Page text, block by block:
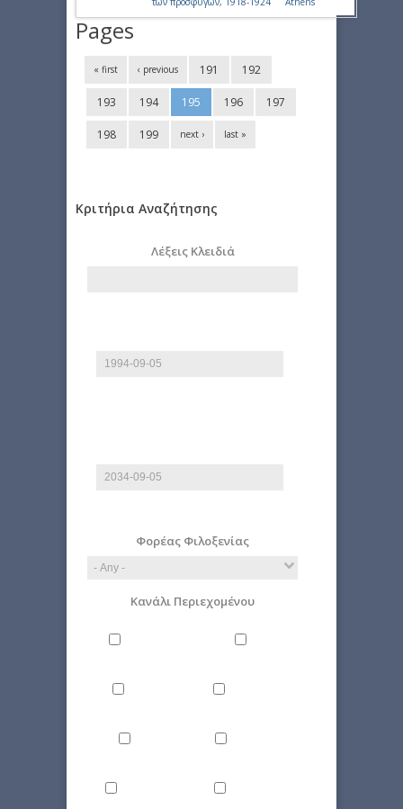
Pages
« first ‹ previous 191 192
193 194 195 196 197
198 199 next › last »
Κριτήρια Αναζήτησης
Λέξεις Κλειδιά
Φορέας Φιλοξενίας
Κανάλι Περιεχομένου